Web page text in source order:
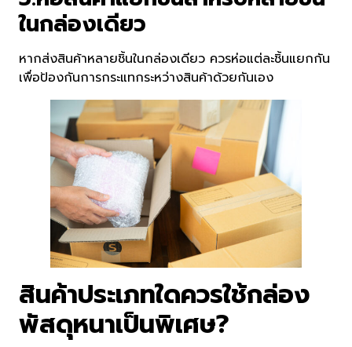
ในกล่องเดียว
หากส่งสินค้าหลายชิ้นในกล่องเดียว ควรห่อแต่ละชิ้นแยกกัน
เพื่อป้องกันการกระแทกระหว่างสินค้าด้วยกันเอง
สินค้าประเภทใดควรใช้กล่อง
พัสดุหนาเป็นพิเศษ?